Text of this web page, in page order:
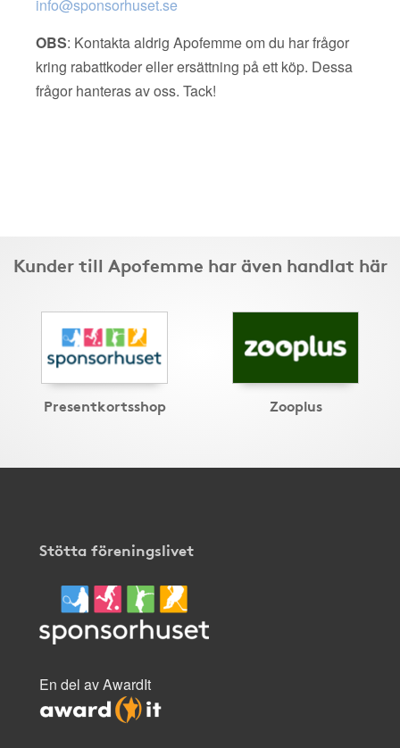
info@sponsorhuset.se
OBS: Kontakta aldrig Apofemme om du har frågor
kring rabattkoder eller ersättning på ett köp. Dessa
frågor hanteras av oss. Tack!
Kunder till Apofemme har även handlat här
Presentkortsshop Zooplus
Stötta föreningslivet
En del av AwardIt